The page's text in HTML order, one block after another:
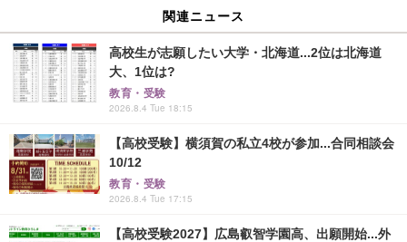
関連ニュース
高校生が志願したい大学・北海道...2位は北海道
大、1位は?
教育・受験
2026.8.4 Tue 18:15
【高校受験】横須賀の私立4校が参加...合同相談会
10/12
教育・受験
2026.8.4 Tue 17:15
【高校受験2027】広島叡智学園高、出願開始...外